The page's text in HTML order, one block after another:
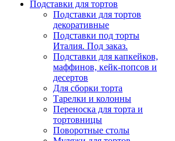
Подставки для тортов
Подставки для тортов
декоративные
Подставки под торты
Италия. Под заказ.
Подставки для капкейков,
маффинов, кейк-попсов и
десертов
Для сборки торта
Тарелки и колонны
Переноска для торта и
тортовницы
Поворотные столы